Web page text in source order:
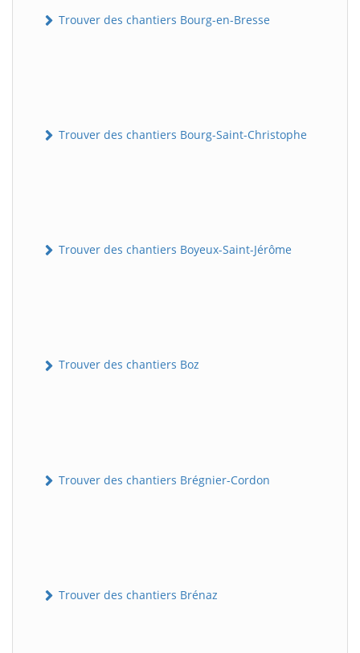
Trouver des chantiers Bourg-en-Bresse
Trouver des chantiers Bourg-Saint-Christophe
Trouver des chantiers Boyeux-Saint-Jérôme
Trouver des chantiers Boz
Trouver des chantiers Brégnier-Cordon
Trouver des chantiers Brénaz